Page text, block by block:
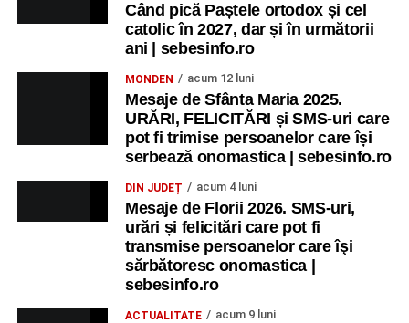
Când pică Paștele ortodox și cel
catolic în 2027, dar și în următorii
ani | sebesinfo.ro
MONDEN acum 12 luni
Mesaje de Sfânta Maria 2025.
URĂRI, FELICITĂRI și SMS-uri care
pot fi trimise persoanelor care își
serbează onomastica | sebesinfo.ro
DIN JUDEȚ acum 4 luni
Mesaje de Florii 2026. SMS-uri,
urări și felicitări care pot fi
transmise persoanelor care îşi
sărbătoresc onomastica |
sebesinfo.ro
ACTUALITATE acum 9 luni